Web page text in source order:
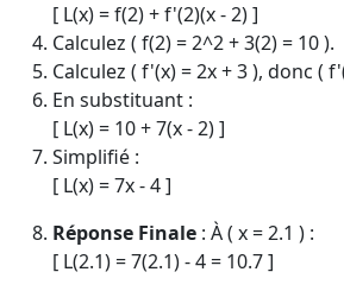
[ L(x) = f(2) + f'(2)(x - 2) ]
Calculez ( f(2) = 2^2 + 3(2) = 10 ).
Calculez ( f'(x) = 2x + 3 ), donc (
En substituant :
[ L(x) = 10 + 7(x - 2) ]
Simplifié :
[ L(x) = 7x - 4 ]
Réponse Finale : À ( x = 2.1 ) :
[ L(2.1) = 7(2.1) - 4 = 10.7 ]